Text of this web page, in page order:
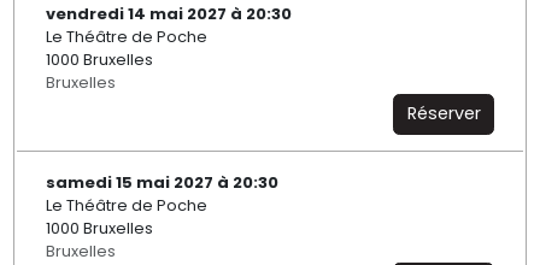
vendredi 14 mai 2027 à 20:30
Le Théâtre de Poche
1000 Bruxelles
Bruxelles
Réserver
samedi 15 mai 2027 à 20:30
Le Théâtre de Poche
1000 Bruxelles
Bruxelles